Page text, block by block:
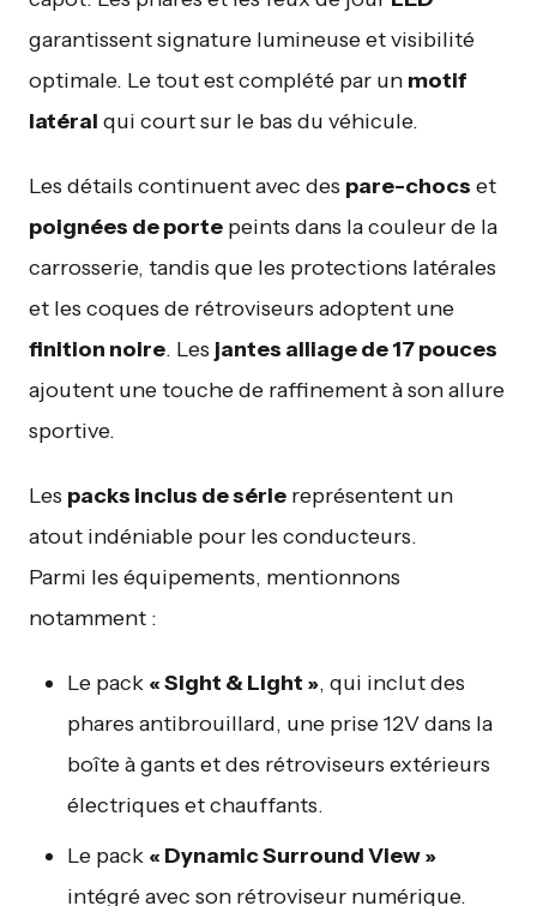
garantissent signature lumineuse et visibilité
optimale. Le tout est complété par un motif
latéral qui court sur le bas du véhicule.
Les détails continuent avec des pare-chocs et
poignées de porte peints dans la couleur de la
carrosserie, tandis que les protections latérales
et les coques de rétroviseurs adoptent une
finition noire. Les jantes alliage de 17 pouces
ajoutent une touche de raffinement à son allure
sportive.
Les packs inclus de série représentent un
atout indéniable pour les conducteurs.
Parmi les équipements, mentionnons
notamment :
Le pack « Sight & Light », qui inclut des
phares antibrouillard, une prise 12V dans la
boîte à gants et des rétroviseurs extérieurs
électriques et chauffants.
Le pack « Dynamic Surround View »
intégré avec son rétroviseur numérique.